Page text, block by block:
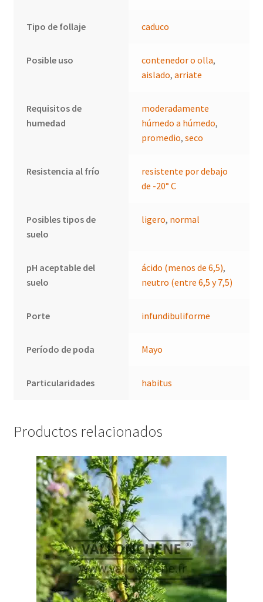
Tipo de follaje caduco
Posible uso contenedor o olla,
aislado,arriate
Requisitos de
humedad
moderadamente
húmedo a húmedo,
promedio,seco
Resistencia al frío
resistente por debajo
de -20° C
Posibles tipos de
suelo
ligero, normal
pH aceptable del
suelo
ácido (menos de 6,5),
neutro (entre 6,5 y 7,5)
Porte infundibuliforme
Período de poda Mayo
Particularidades habitus
Productos relacionados